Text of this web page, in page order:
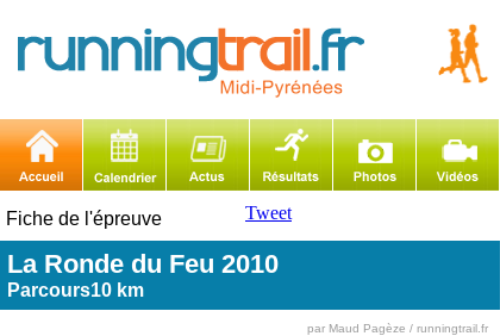
Fiche de l'épreuve Tweet
La Ronde du Feu 2010
Parcours10 km
par Maud Pagèze / runningtrail.fr